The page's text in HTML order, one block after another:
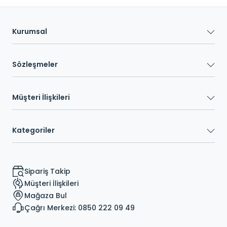
Kurumsal
Sözleşmeler
Müşteri İlişkileri
Kategoriler
Sipariş Takip
Müşteri İlişkileri
Mağaza Bul
Çağrı Merkezi: 0850 222 09 49